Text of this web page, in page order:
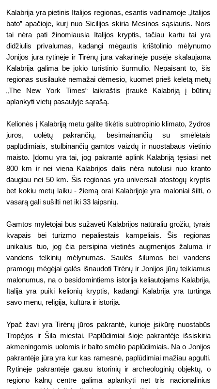
Kalabrija yra pietinis Italijos regionas, esantis vadinamoje „Italijos
bato” apačioje, kurį nuo Sicilijos skiria Mesinos sąsiauris. Nors
tai nėra pati žinomiausia Italijos kryptis, tačiau kartu tai yra
didžiulis privalumas, kadangi mėgautis krištolinio mėlynumo
Jonijos jūra rytinėje ir Tirėnų jūra vakarinėje pusėje skalaujama
Kalabrija galima be jokio turistinio šurmulio. Nepaisant to, šis
regionas susilaukė nemažai dėmesio, kuomet prieš keletą metų
„The New York Times“ laikraštis įtraukė Kalabriją į būtinų
aplankyti vietų pasaulyje sąrašą.
Kelionės į Kalabriją metu galite tikėtis subtropinio klimato, žydros
jūros, uolėtų pakrančių, besimainančių su smėlėtais
paplūdimiais, stulbinančių gamtos vaizdų ir nuostabaus vietinio
maisto. Įdomu yra tai, jog pakrantė aplink Kalabriją tęsiasi net
800 km ir nei viena Kalabrijos dalis nėra nutolusi nuo kranto
daugiau nei 50 km. Šis regionas yra universali atostogų kryptis
bet kokiu metų laiku - žiemą orai Kalabrijoje yra maloniai šilti, o
vasarą gali sušilti net iki 33 laipsnių.
Gamtos mylėtojai bus sužavėti Kalabrijos natūraliu grožiu, tyrais
kvapais bei turizmo nepaliestais kampeliais. Šis regionas
unikalus tuo, jog čia persipina vietinės augmenijos žaluma ir
vandens telkinių mėlynumas. Saulės šilumos bei vandens
pramogų mėgėjai galės išnaudoti Tirėnų ir Jonijos jūrų teikiamus
malonumus, na o besidomintiems istorija keliautojams Kalabrija,
Italija yra puiki kelionių kryptis, kadangi Kalabrija yra turtinga
savo menu, religija, kultūra ir istorija.
Ypač žavi yra Tirėnų jūros pakrantė, kurioje įsikūrę nuostabūs
Tropėjos ir Šila miestai. Paplūdimiai šioje pakrantėje išsiskiria
akmeningomis uolomis ir balto smėlio paplūdimiais. Na o Jonijos
pakrantėje jūra yra kur kas ramesnė, paplūdimiai mažiau apgulti.
Rytinėje pakrantėje gausu istorinių ir archeologinių objektų, o
regiono kalnų centre galima aplankyti net tris nacionalinius